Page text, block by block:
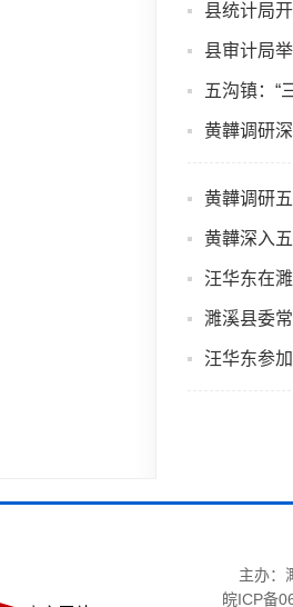
县统计局
县审计局
五沟镇：“
黄韡调研
黄韡调研
黄韡深入
汪华东在
濉溪县委
汪华东参
主办：
皖ICP备